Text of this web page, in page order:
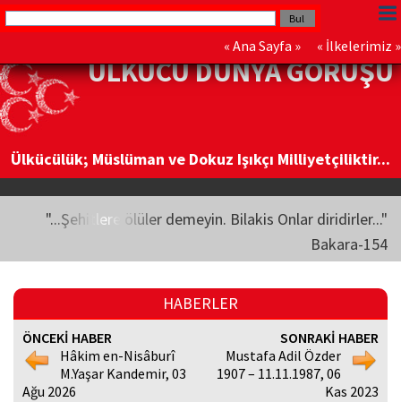
« Ana Sayfa » « İlkelerimiz »
ÜLKÜCÜ DÜNYA GÖRÜŞÜ
Ülkücülük; Müslüman ve Dokuz Işıkçı Milliyetçiliktir...
"...Şehitlere ölüler demeyin. Bilakis Onlar diridirler..."
Bakara-154
HABERLER
ÖNCEKİ HABER
Hâkim en-Nisâburî
M.Yaşar Kandemir, 03
Ağu 2026
SONRAKİ HABER
Mustafa Adil Özder
1907 – 11.11.1987, 06
Kas 2023